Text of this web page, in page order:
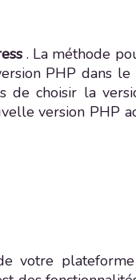
. La méthode
PHP dans
de choisir la
version PHP
votre